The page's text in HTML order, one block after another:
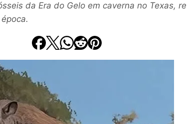
da Era do Gelo em caverna no Texas,